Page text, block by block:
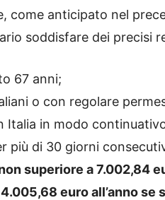
come anticipato nel
soddisfare dei precisi
67 anni;
o con regolare
Italia in modo
più di 30 giorni
superiore a 7.002,84
euro all’anno se